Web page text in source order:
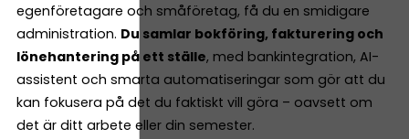
egenföretagare och småföretag, få du en smidigare
administration. Du samlar bokföring, fakturering och
lönehantering på ett ställe, med bankintegration, AI-
assistent och smarta automatiseringar som gör att du
kan fokusera på det du faktiskt vill göra – oavsett om
det är ditt arbete eller din semester.